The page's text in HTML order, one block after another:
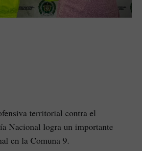
territorial contra el
Nacional logra un importante
en la Comuna 9.